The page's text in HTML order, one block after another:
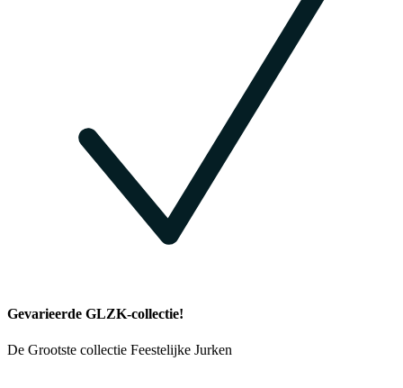
Gevarieerde GLZK-collectie!
De Grootste collectie Feestelijke Jurken